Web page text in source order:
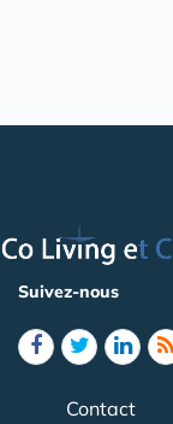
Suivez-nous
Contact